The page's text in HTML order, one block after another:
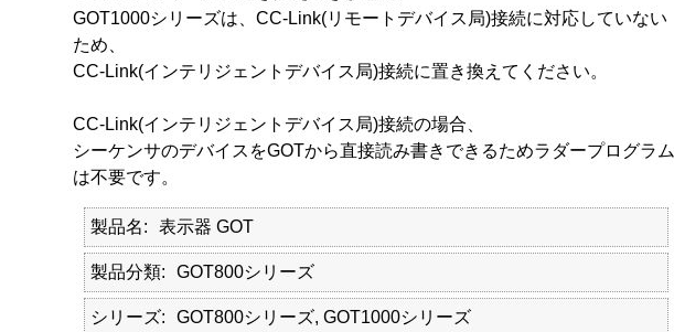
GOT1000シリーズは、CC-Link(リモートデバイス局)接続に対応していない
ため、
CC-Link(インテリジェントデバイス局)接続に置き換えてください。
CC-Link(インテリジェントデバイス局)接続の場合、
シーケンサのデバイスをGOTから直接読み書きできるためラダープログラム
は不要です。
製品名 表示器 GOT
製品分類 GOT800シリーズ
シリーズ GOT800シリーズ, GOT1000シリーズ